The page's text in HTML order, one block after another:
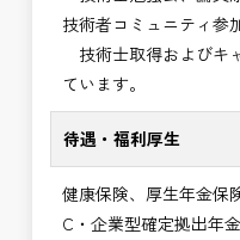
技術者コミュニティ参
技術士取得およびキ
ています。
待遇・福利厚生
健康保険、厚生年金保
C・企業型確定拠出年